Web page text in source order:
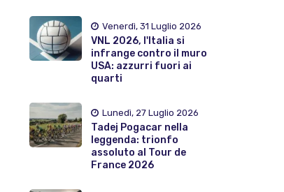
Venerdì, 31 Luglio 2026
VNL 2026, l'Italia si
infrange contro il muro
USA: azzurri fuori ai
quarti
Lunedì, 27 Luglio 2026
Tadej Pogacar nella
leggenda: trionfo
assoluto al Tour de
France 2026